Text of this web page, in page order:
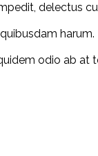
delectus
odio ab at